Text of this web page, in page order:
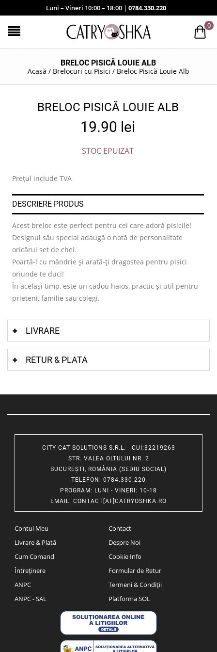
Luni – Vineri 10:00 – 18:00 | 0784.330.220
0
BRELOC PISICĂ LOUIE ALB
Acasă / Brelocuri cu Pisici / Breloc Pisică Louie Alb
BRELOC PISICĂ LOUIE ALB
19.90 lei
STOC EPUIZAT
Prețul include TVA
DESCRIERE PRODUS
Acest breloc este perfect pentru cei care adoră pisicile!
Designul său special adaugă o notă de personalitate
oricărui set de chei.
Poartă-l cu mândrie și arată-ți dragostea pentru pisici
oriunde te duci!
În același timp, este un cadou haios, practic și util pentru
prieteni, familie sau colegi.
LIVRARE
RETUR & PLATA
CITY CAT SOLUTIONS S.R.L. - CUI:32219263
STR. VALEA OLTULUI NR. 2
BUCUREȘTI, ROMÂNIA (SEDIU SOCIAL)
TELEFON : 0784.330.220
PROGRAM: LUNI - VINERI: 10-18
EMAIL: CONTACT[AT]CATRYOSHKA.RO
Contul Meu
Livrare & Plată
Cum Comand
Întreținere
ANPC
ANPC - SAL
Contact
Despre Noi
Cookie Info
Formular de Retur
Termeni & Condiții
Platforma SOL